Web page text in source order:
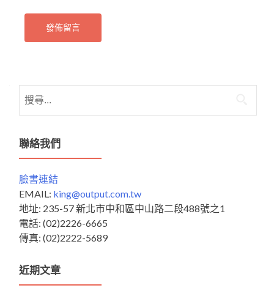
尋
鍵
字:
聯絡我們
臉書連結
EMAIL: king@output.com.tw
地址: 235-57 新北市中和區中山路二段488號之1
電話: (02)2226-6665
傳真: (02)2222-5689
近期文章